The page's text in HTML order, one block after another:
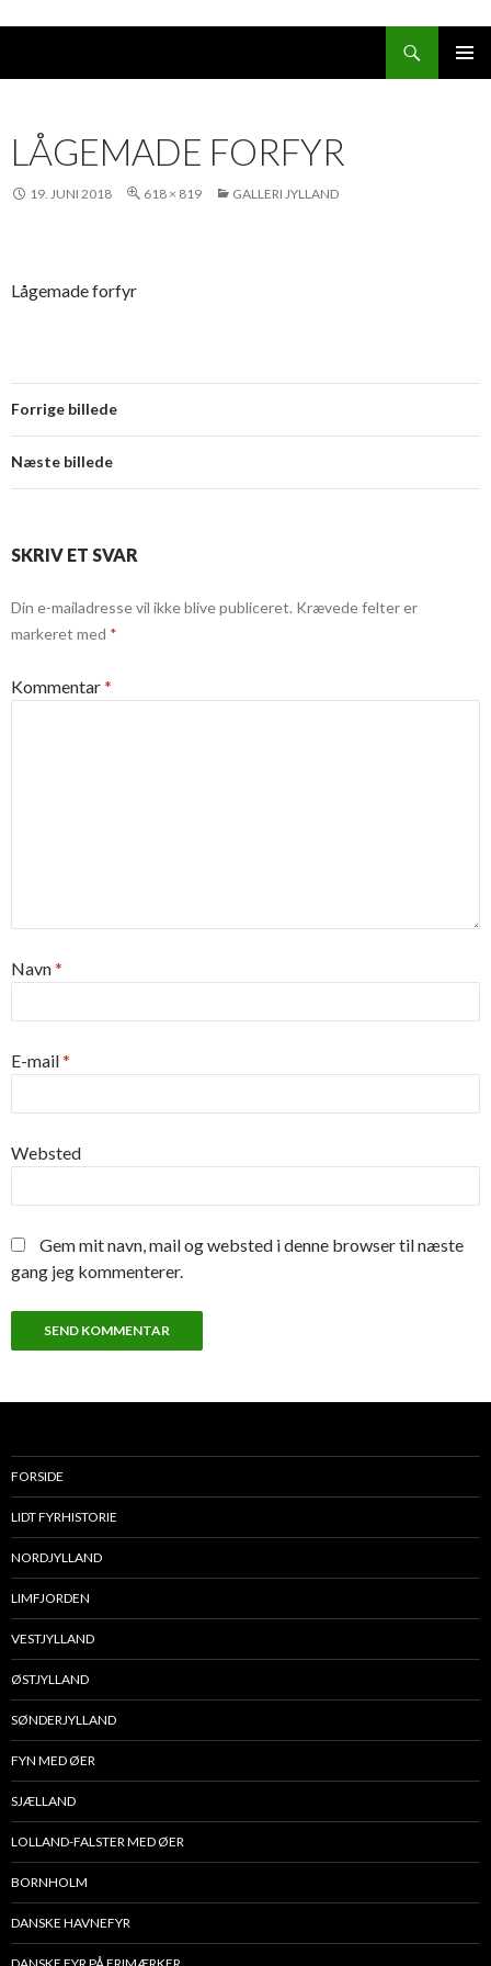
LÅGEMADE FORFYR
19. JUNI 2018 618 × 819 GALLERI JYLLAND
Lågemade forfyr
Forrige billede
Næste billede
SKRIV ET SVAR
Din e-mailadresse vil ikke blive publiceret. Krævede felter er
markeret med *
Kommentar*
Navn*
E-mail*
Websted
Gem mit navn, mail og websted i denne browser til næste
gang jeg kommenterer.
FORSIDE
LIDT FYRHISTORIE
NORDJYLLAND
LIMFJORDEN
VESTJYLLAND
ØSTJYLLAND
SØNDERJYLLAND
FYN MED ØER
SJÆLLAND
LOLLAND-FALSTER MED ØER
BORNHOLM
DANSKE HAVNEFYR